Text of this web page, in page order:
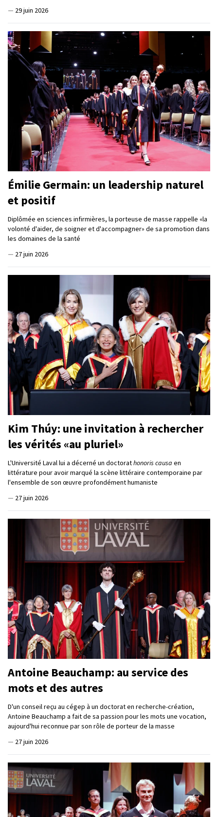
— 29 juin 2026
Émilie Germain: un leadership naturel
et positif
Diplômée en sciences infirmières, la porteuse de masse rappelle «la
volonté d'aider, de soigner et d'accompagner» de sa promotion dans
les domaines de la santé
— 27 juin 2026
Kim Thúy: une invitation à rechercher
les vérités «au pluriel»
L'Université Laval lui a décerné un doctorathonoris causa en
littérature pour avoir marqué la scène littéraire contemporaine par
l'ensemble de son œuvre profondément humaniste
— 27 juin 2026
Antoine Beauchamp: au service des
mots et des autres
D'un conseil reçu au cégep à un doctorat en recherche-création,
Antoine Beauchamp a fait de sa passion pour les mots une vocation,
aujourd'hui reconnue par son rôle de porteur de la masse
— 27 juin 2026